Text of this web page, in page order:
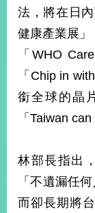
新
聞
中
心
外
交
國
與
法，將在日
健康產業展
「WHO
「Chip in
銜全球的晶
「Taiwan can
林部長指出
「不遺漏任
而卻長期將